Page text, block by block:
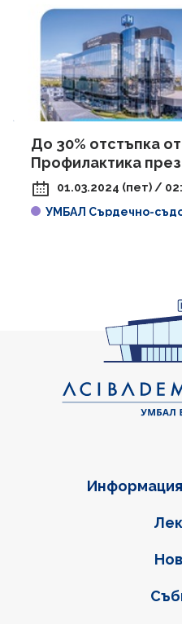
До 30% отстъпка
Профилактика
01.03.2024 (пет) /
УМБАЛ Сърдечно-
Фуутер